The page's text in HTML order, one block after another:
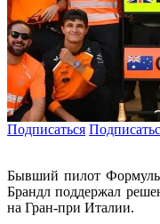
Подписаться
Бывший пилот
Брандл поддержал
на Гран-при Италии.